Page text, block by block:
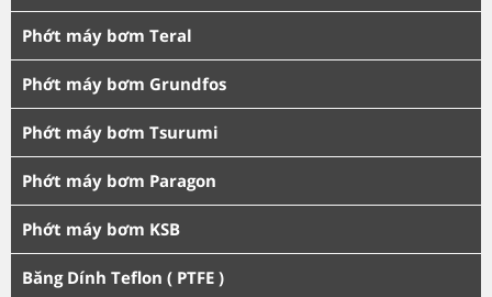
Phớt máy bơm Teral
Phớt máy bơm Grundfos
Phớt máy bơm Tsurumi
Phớt máy bơm Paragon
Phớt máy bơm KSB
Băng Dính Teflon ( PTFE )